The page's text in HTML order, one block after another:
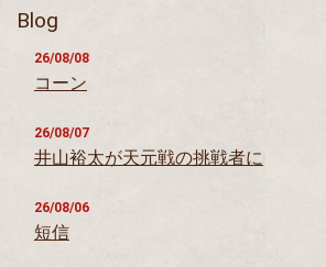
Blog
26/08/08
コーン
26/08/07
井山裕太が天元戦の挑戦者に
26/08/06
短信